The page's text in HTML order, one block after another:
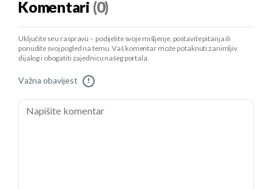
Komentari (0)
Uključite se u raspravu – podijelite svoje mišljenje, postavite pitanja ili
ponudite svoj pogled na temu. Vaš komentar može potaknuti zanimljiv
dijalog i obogatiti zajednicu našeg portala.
Važna obavijest !